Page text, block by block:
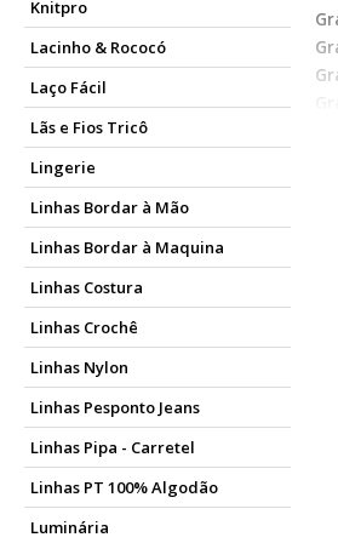
Knitpro
Lacinho & Rococó
Laço Fácil
Lãs e Fios Tricô
Lingerie
Linhas Bordar à Mão
Linhas Bordar à Maquina
Linhas Costura
Linhas Crochê
Linhas Nylon
Linhas Pesponto Jeans
Linhas Pipa - Carretel
Linhas PT 100% Algodão
Luminária